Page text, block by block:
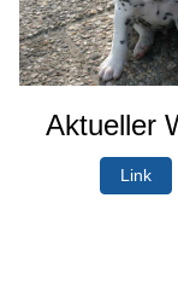
Aktueller
Link